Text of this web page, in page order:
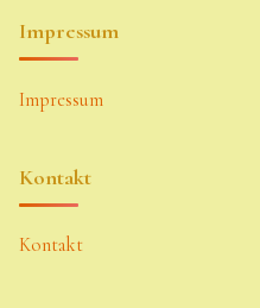
Impressum
Impressum
Kontakt
Kontakt